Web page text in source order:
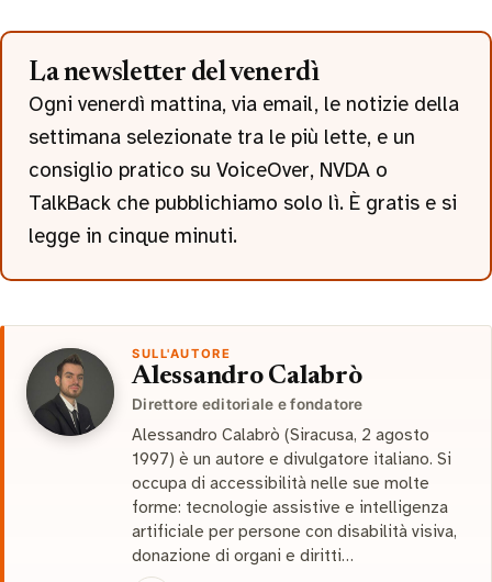
La newsletter del venerdì
Ogni venerdì mattina, via email, le notizie della
settimana selezionate tra le più lette, e un
consiglio pratico su VoiceOver, NVDA o
TalkBack che pubblichiamo solo lì. È gratis e si
legge in cinque minuti.
SULL'AUTORE
Alessandro Calabrò
Direttore editoriale e fondatore
Alessandro Calabrò (Siracusa, 2 agosto
1997) è un autore e divulgatore italiano. Si
occupa di accessibilità nelle sue molte
forme: tecnologie assistive e intelligenza
artificiale per persone con disabilità visiva,
donazione di organi e diritti…